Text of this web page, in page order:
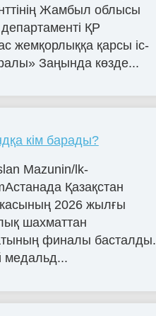
Жамбыл облысы
ҚР
жемқорлыққа қарсы іс-
Заңында көзде...
кім барады?
Mazunin/lk-
Қазақстан
2026 жылғы
шахматтан
финалы басталды.
медальд...